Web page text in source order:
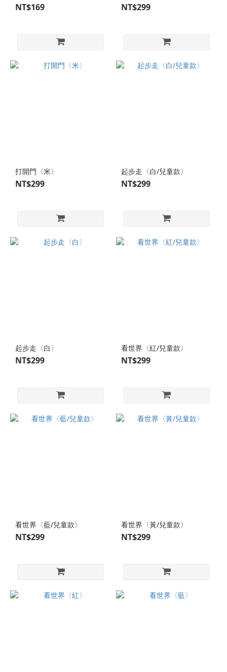
NT$169 NT$299
打開門〈米〉
NT$299
起步走〈白/兒童款〉
NT$299
起步走〈白〉
NT$299
看世界〈紅/兒童款〉
NT$299
看世界〈藍/兒童款〉
NT$299
看世界〈黃/兒童款〉
NT$299